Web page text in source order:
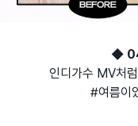
◆
인디가수 MV처
#여름이